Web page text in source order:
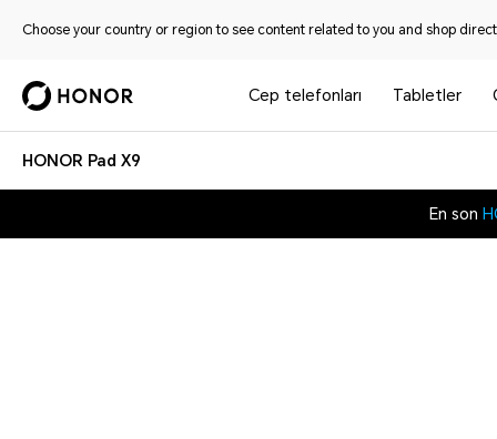
Choose your country or region to see content related to you and shop
Cep telefonları Tabletler
HONOR Pad X9
En son